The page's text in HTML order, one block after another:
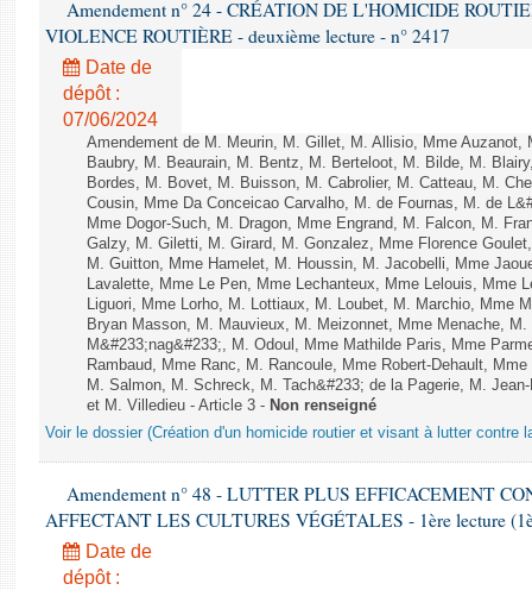
Amendement n° 24 - CRÉATION DE L'HOMICIDE
VIOLENCE ROUTIÈRE - deuxième lecture - n° 2417
Date de
dépôt :
07/06/2024
Amendement de M. Meurin, M. Gillet, M. Allisio, Mme Auzanot,
Baubry, M. Beaurain, M. Bentz, M. Berteloot, M. Bilde, M.
Bordes, M. Bovet, M. Buisson, M. Cabrolier, M. Catteau, M.
Cousin, Mme Da Conceicao Carvalho, M. de Fournas, M. de
Mme Dogor-Such, M. Dragon, Mme Engrand, M. Falcon, M.
Galzy, M. Giletti, M. Girard, M. Gonzalez, Mme Florence
M. Guitton, Mme Hamelet, M. Houssin, M. Jacobelli, Mme
Lavalette, Mme Le Pen, Mme Lechanteux, Mme Lelouis, Mme
Liguori, Mme Lorho, M. Lottiaux, M. Loubet, M. Marchio, Mme
Bryan Masson, M. Mauvieux, M. Meizonnet, Mme Menache,
M&#233;nag&#233;, M. Odoul, Mme Mathilde Paris, Mme
Rambaud, Mme Ranc, M. Rancoule, Mme Robert-Dehault,
M. Salmon, M. Schreck, M. Tach&#233; de la Pagerie, M.
et M. Villedieu - Article 3 - Non renseigné
Voir le dossier (Création d'un homicide routier et visant à lutter contre
Amendement n° 48 - LUTTER PLUS EFFICACEMENT
AFFECTANT LES CULTURES VÉGÉTALES - 1ère lecture
Date de
dépôt :